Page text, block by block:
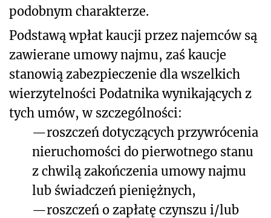
podobnym charakterze.
Podstawą wpłat kaucji przez najemców są
zawierane umowy najmu, zaś kaucje
stanowią zabezpieczenie dla wszelkich
wierzytelności Podatnika wynikających z
tych umów, w szczególności:
—roszczeń dotyczących przywrócenia
nieruchomości do pierwotnego stanu
z chwilą zakończenia umowy najmu
lub świadczeń pieniężnych,
—roszczeń o zapłatę czynszu i/lub